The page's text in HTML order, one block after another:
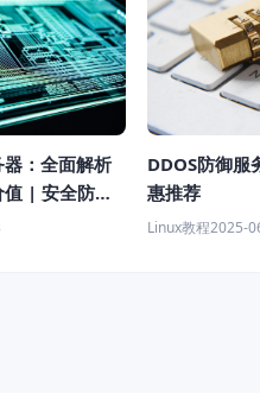
：全面解析
| 安全防护
DDOS防御服
惠推荐
Linux教程2025-